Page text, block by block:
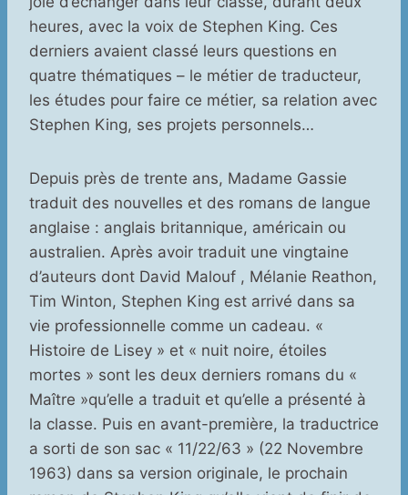
heures, avec la voix de Stephen King. Ces
derniers avaient classé leurs questions en
quatre thématiques – le métier de traducteur,
les études pour faire ce métier, sa relation avec
Stephen King, ses projets personnels…
Depuis près de trente ans, Madame Gassie
traduit des nouvelles et des romans de langue
anglaise : anglais britannique, américain ou
australien. Après avoir traduit une vingtaine
d’auteurs dont David Malouf , Mélanie Reathon,
Tim Winton, Stephen King est arrivé dans sa
vie professionnelle comme un cadeau. «
Histoire de Lisey » et « nuit noire, étoiles
mortes » sont les deux derniers romans du «
Maître »qu’elle a traduit et qu’elle a présenté à
la classe. Puis en avant-première, la traductrice
a sorti de son sac « 11/22/63 » (22 Novembre
1963) dans sa version originale, le prochain